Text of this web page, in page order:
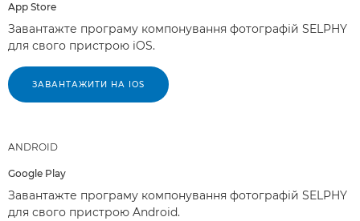
App Store
Завантажте програму компонування фотографій SELPHY
для свого пристрою iOS.
ЗАВАНТАЖИТИ НА IOS
ANDROID
Google Play
Завантажте програму компонування фотографій SELPHY
для свого пристрою Android.